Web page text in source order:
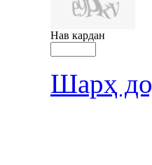
Нав кардан
Шарҳ